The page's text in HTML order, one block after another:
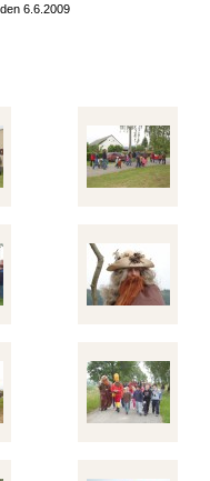
6.6.2009